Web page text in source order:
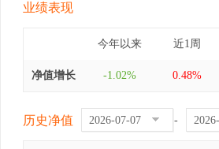
业绩表现
今年以来 近1周
净值增长 -1.02% 0.48%
历史净值 -